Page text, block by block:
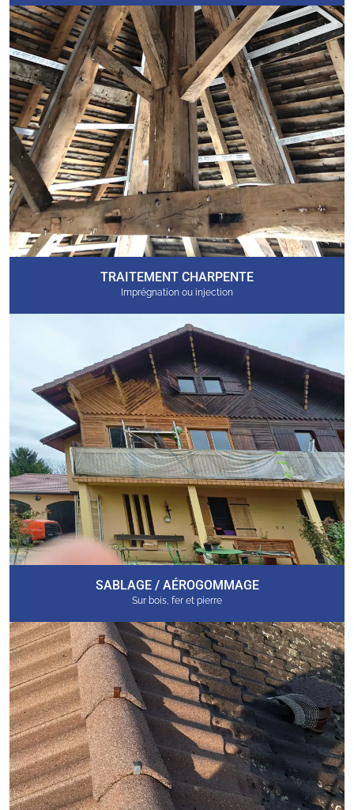
TRAITEMENT CHARPENTE
Imprégnation ou injection
SABLAGE / AÉROGOMMAGE
Sur bois, fer et pierre